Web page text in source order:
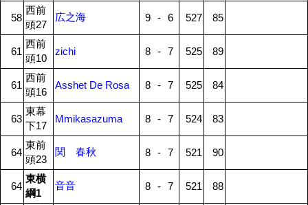
58
西前
頭27
広之海 9 - 6 527 85
61
西前
頭10
zichi 8 - 7 525 89
61
西前
頭16
Asshet De Rosa 8 - 7 525 84
63
東幕
下17
Mmikasazuma 8 - 7 524 83
64
東前
頭23
関 春秋 8 - 7 521 90
64
東横
綱1
音音 8 - 7 521 88